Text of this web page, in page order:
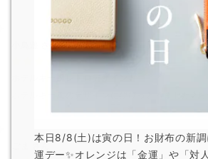
さん
さん
本日8/8(土)は寅の日！お財布の新
運デー✨オレンジは「金運」や「対